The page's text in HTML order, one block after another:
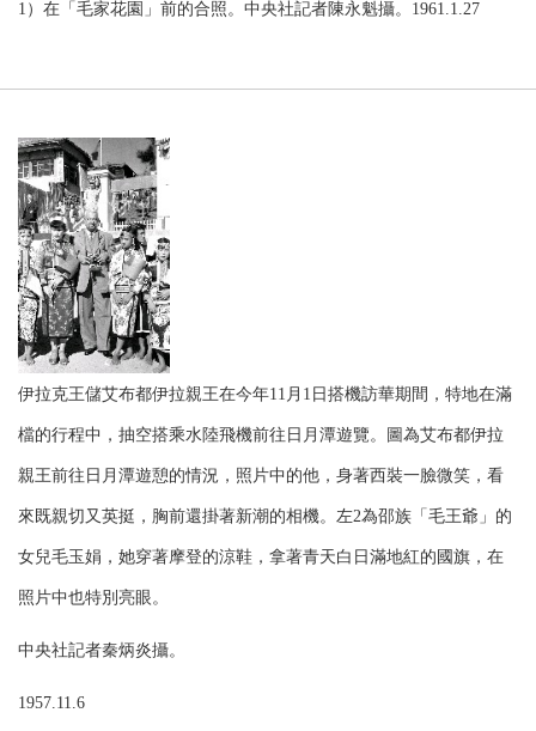
1）在「毛家花園」前的合照。中央社記者陳永魁攝。1961.1.27
伊拉克王儲艾布都伊拉親王在今年11月1日搭機訪華期間，特地在滿
檔的行程中，抽空搭乘水陸飛機前往日月潭遊覽。圖為艾布都伊拉
親王前往日月潭遊憩的情況，照片中的他，身著西裝一臉微笑，看
來既親切又英挺，胸前還掛著新潮的相機。左2為邵族「毛王爺」的
女兒毛玉娟，她穿著摩登的涼鞋，拿著青天白日滿地紅的國旗，在
照片中也特別亮眼。
中央社記者秦炳炎攝。
1957.11.6